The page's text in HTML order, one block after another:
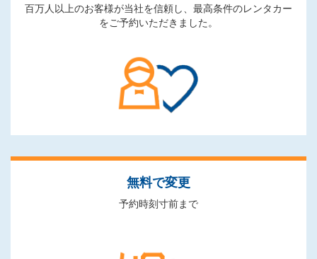
百万人以上のお客様が当社を信頼し、最高条件のレンタカー
をご予約いただきました。
無料で変更
予約時刻寸前まで